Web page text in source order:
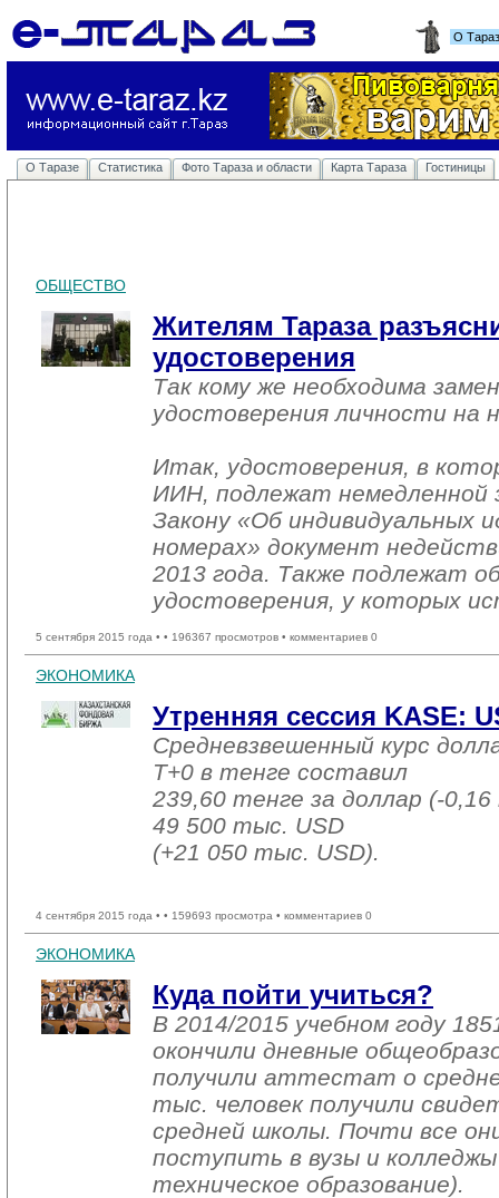
О
О Таразе Статистика Фото Тараза и области Карта Тараза Гостиницы
ОБЩЕСТВО
Жителям Тараза
удостоверения
Так кому же необходима
удостоверения личности на
Итак, удостоверения, в
ИИН, подлежат немедленной
Закону «Об индивидуальных
номерах» документ
2013 года. Также подлежат
удостоверения, у которых
5 сентября 2015 года • • 196367 просмотров • комментариев 0
ЭКОНОМИКА
Утренняя сессия KASE:
Средневзвешенный курс
T+0 в тенге составил
239,60 тенге за доллар (-
49 500 тыс. USD
(+21 050 тыс. USD).
4 сентября 2015 года • • 159693 просмотра • комментариев 0
ЭКОНОМИКА
Куда пойти учиться?
В 2014/2015 учебном году
окончили дневные
получили аттестат о
тыс. человек получили
средней школы. Почти все
поступить в вузы и
техническое образование).